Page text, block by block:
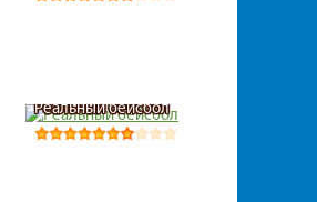
Реальный бейсбол